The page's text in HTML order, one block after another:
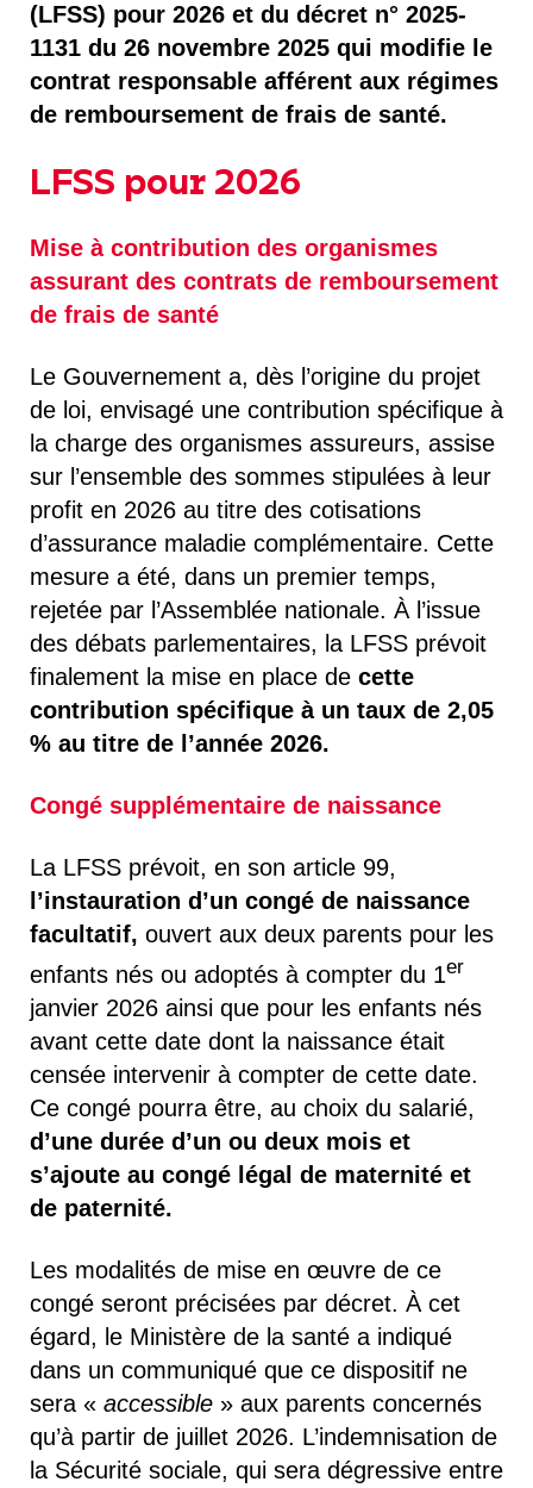
(LFSS) pour 2026 et du décret n° 2025-
1131 du 26 novembre 2025 qui modifie le
contrat responsable afférent aux régimes
de remboursement de frais de santé.
LFSS pour 2026
Mise à contribution des organismes
assurant des contrats de remboursement
de frais de santé
Le Gouvernement a, dès l’origine du projet
de loi, envisagé une contribution spécifique à
la charge des organismes assureurs, assise
sur l’ensemble des sommes stipulées à leur
profit en 2026 au titre des cotisations
d’assurance maladie complémentaire. Cette
mesure a été, dans un premier temps,
rejetée par l’Assemblée nationale. À l’issue
des débats parlementaires, la LFSS prévoit
finalement la mise en place de cette
contribution spécifique à un taux de 2,05
% au titre de l’année 2026.
Congé supplémentaire de naissance
La LFSS prévoit, en son article 99,
l’instauration d’un congé de naissance
facultatif, ouvert aux deux parents pour les
enfants nés ou adoptés à compter du 1er
janvier 2026 ainsi que pour les enfants nés
avant cette date dont la naissance était
censée intervenir à compter de cette date.
Ce congé pourra être, au choix du salarié,
d’une durée d’un ou deux mois et
s’ajoute au congé légal de maternité et
de paternité.
Les modalités de mise en œuvre de ce
congé seront précisées par décret. À cet
égard, le Ministère de la santé a indiqué
dans un communiqué que ce dispositif ne
sera « accessible » aux parents concernés
qu’à partir de juillet 2026. L’indemnisation de
la Sécurité sociale, qui sera dégressive entre